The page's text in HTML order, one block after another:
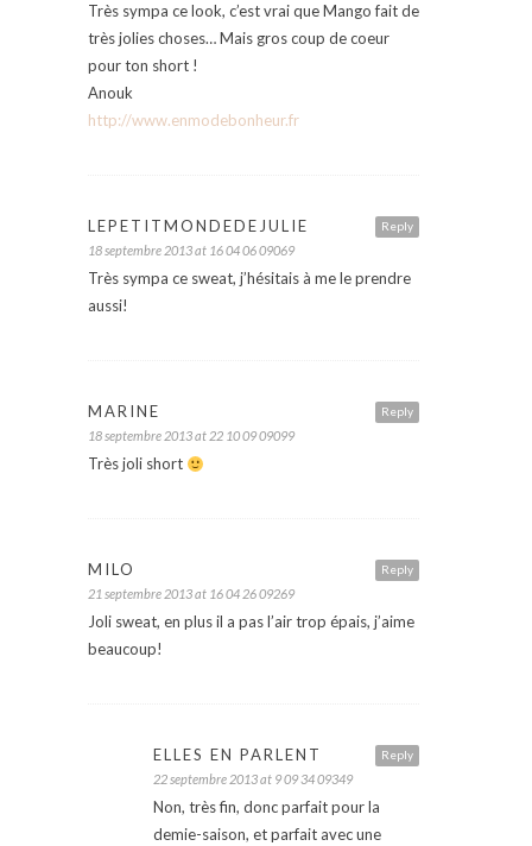
Très sympa ce look, c’est vrai que Mango fait de
très jolies choses… Mais gros coup de coeur
pour ton short !
Anouk
http://www.enmodebonheur.fr
Reply
LEPETITMONDEDEJULIE
18 septembre 2013 at 16 04 06 09069
Très sympa ce sweat, j’hésitais à me le prendre
aussi!
Reply
MARINE
18 septembre 2013 at 22 10 09 09099
Très joli short
Reply
MILO
21 septembre 2013 at 16 04 26 09269
Joli sweat, en plus il a pas l’air trop épais, j’aime
beaucoup!
Reply
ELLES EN PARLENT
22 septembre 2013 at 9 09 34 09349
Non, très fin, donc parfait pour la
demie-saison, et parfait avec une